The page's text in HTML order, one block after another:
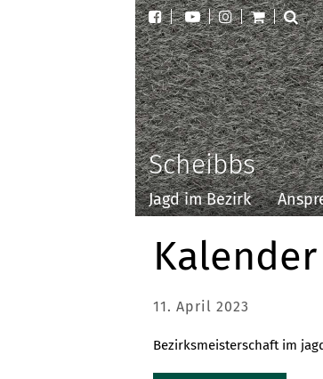
Scheibbs
Jagd im Bezirk
Bezirksmeisterschaft im
11. April 2023